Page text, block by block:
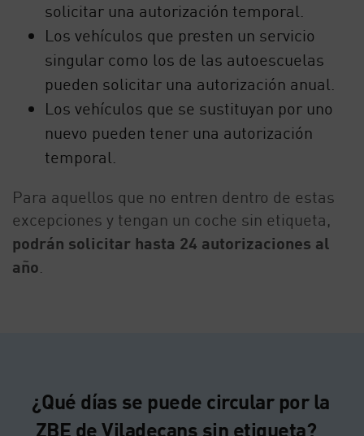
solicitar una autorización temporal.
Los vehículos que presten un servicio
singular como los de las autoescuelas
pueden solicitar una autorización anual.
Los vehículos que se sustituyan por uno
nuevo pueden tener una autorización
temporal.
Para aquellos que no entren dentro de estas
excepciones y tengan un coche sin etiqueta,
podrán solicitar hasta 24 autorizaciones al
año.
¿Qué días se puede circular por la
ZBE de Viladecans sin etiqueta?